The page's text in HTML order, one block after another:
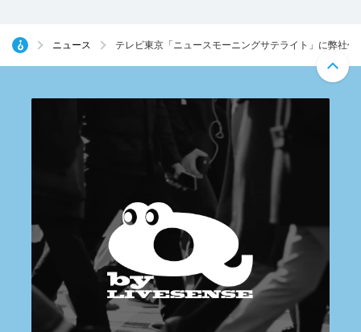
ニュース テレビ東京「ニュースモーニングサテライト」に弊社代